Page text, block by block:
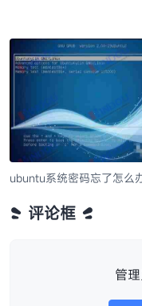
ubuntu系统密码忘了怎么
评论框
管